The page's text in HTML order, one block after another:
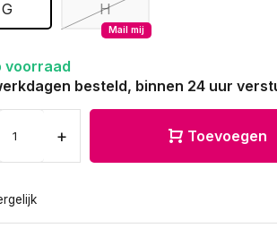
G
Mail mij
H
voorraad
besteld, binnen 24 uur
+ Toevoegen